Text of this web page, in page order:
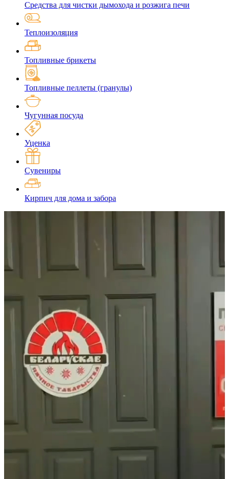
Средства для чистки дымохода и розжига печи
Теплоизоляция
Топливные брикеты
Топливные пеллеты (гранулы)
Чугунная посуда
Уценка
Сувениры
Кирпич для дома и забора